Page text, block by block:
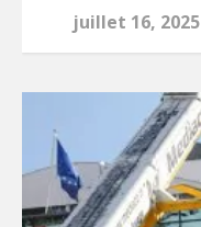
juillet 16, 2025